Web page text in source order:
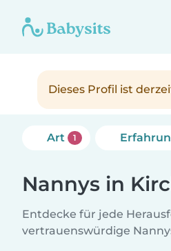
Dieses Profil ist
Art 1
Nannys in
Entdecke für jede
vertrauenswürdige